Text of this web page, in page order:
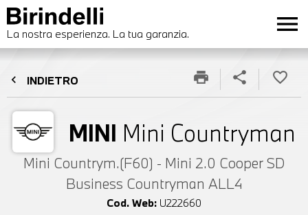
La nostra esperienza. La tua garanzia. menu
chevron_left INDIETRO
MINI Mini Countryman
Mini Countrym.(F60) - Mini 2.0 Cooper SD
Business Countryman ALL4
Cod. Web: U222660
print share favorite_border